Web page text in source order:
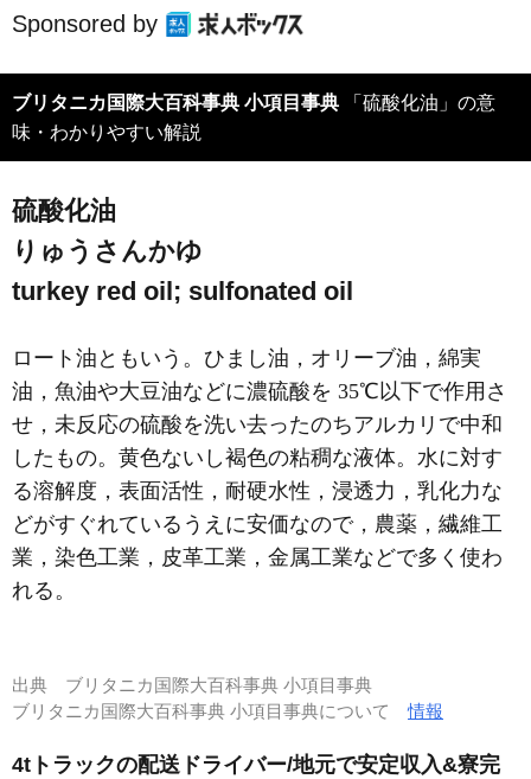
Sponsored by
ブリタニカ国際大百科事典 小項目事典 「硫酸化油」の意
味・わかりやすい解説
硫酸化油
りゅうさんかゆ
turkey red oil; sulfonated oil
ロート油ともいう。ひまし油，オリーブ油，綿実
油，魚油や大豆油などに濃硫酸を 35℃以下で作用さ
せ，未反応の硫酸を洗い去ったのちアルカリで中和
したもの。黄色ないし褐色の粘稠な液体。水に対す
る溶解度，表面活性，耐硬水性，浸透力，乳化力な
どがすぐれているうえに安価なので，農薬，繊維工
業，染色工業，皮革工業，金属工業などで多く使わ
れる。
出典 ブリタニカ国際大百科事典 小項目事典
ブリタニカ国際大百科事典 小項目事典について情報
4tトラックの配送ドライバー/地元で安定収入&寮完